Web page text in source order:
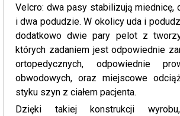
Velcro: dwa pasy stabilizują miednicę,
i dwa podudzie. W okolicy uda i
dodatkowo dwie pary pelot z
których zadaniem jest odpowiednie
ortopedycznych, odpowiednie
obwodowych, oraz miejscowe
styku szyn z ciałem pacjenta.
Dzięki takiej konstrukcji